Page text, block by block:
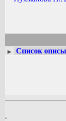
► Список
.